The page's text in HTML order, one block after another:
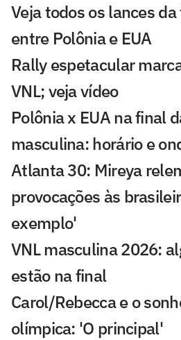
Veja todos os lances
entre Polônia e EUA
Rally espetacular
VNL; veja vídeo
Polônia x EUA na final
masculina: horário e
Atlanta 30: Mireya
provocações às
exemplo'
VNL masculina 2026:
estão na final
Carol/Rebecca e o
olímpica: 'O principal'